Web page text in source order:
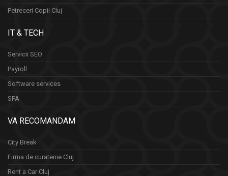
Petreceri Copii Cluj
IT & TECH
Servicii SEO
Payroll
Software services
SFA
VA RECOMANDAM
City Break
Firma de curatenie Cluj
Rent a Car Cluj